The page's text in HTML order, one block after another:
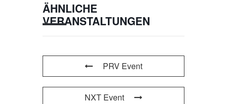
ÄHNLICHE
VERANSTALTUNGEN
PRV Event
NXT Event